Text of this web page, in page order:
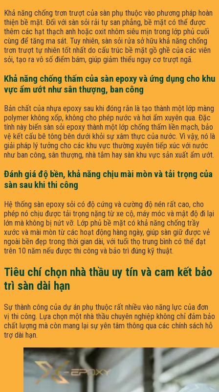
Khả năng chống trơn trượt của sàn phụ thuộc vào phương pháp hoàn
thiện bề mặt. Đối với sàn sỏi rải tự san phẳng, bề mặt có thể được
thêm các hạt thạch anh hoặc oxit nhôm siêu mịn trong lớp phủ cuối
cùng để tăng ma sát. Tuy nhiên, sàn sỏi rửa sở hữu khả năng chống
trơn trượt tự nhiên tốt nhất do cấu trúc bề mặt gồ ghề của các viên
sỏi, tạo ra vô số điểm bám, giúp giảm thiểu nguy cơ trượt ngã.
Khả năng chống thấm của sàn epoxy và ứng dụng cho khu
vực ẩm ướt như sân thượng, ban công
Bản chất của nhựa epoxy sau khi đóng rắn là tạo thành một lớp màng
polymer không xốp, không cho phép nước và hơi ẩm xuyên qua. Đặc
tính này biến sàn sỏi epoxy thành một lớp chống thấm liền mạch, bảo
vệ kết cấu bê tông bên dưới khỏi sự xâm thực của nước. Vì vậy, nó là
giải pháp lý tưởng cho các khu vực thường xuyên tiếp xúc với nước
như ban công, sân thượng, nhà tắm hay sàn khu vực sản xuất ẩm ướt.
Đánh giá độ bền, khả năng chịu mài mòn và tải trọng của
sàn sau khi thi công
Hệ thống sàn epoxy sỏi có độ cứng và cường độ nén rất cao, cho
phép nó chịu được tải trọng nặng từ xe cộ, máy móc và mật độ đi lại
lớn mà không bị nứt vỡ. Lớp phủ bề mặt có khả năng chống trầy
xước và mài mòn từ các hoạt động hàng ngày, giúp sàn giữ được vẻ
ngoài bền đẹp trong thời gian dài, với tuổi thọ trung bình có thể đạt
trên 10 năm nếu được thi công và bảo trì đúng kỹ thuật.
Tiêu chí chọn nhà thầu uy tín và cam kết bảo
trì sàn dài hạn
Sự thành công của dự án phụ thuộc rất nhiều vào năng lực của đơn
vị thi công. Lựa chọn một nhà thầu chuyên nghiệp không chỉ đảm bảo
chất lượng mà còn mang lại sự yên tâm thông qua các chính sách hỗ
trợ dài hạn.